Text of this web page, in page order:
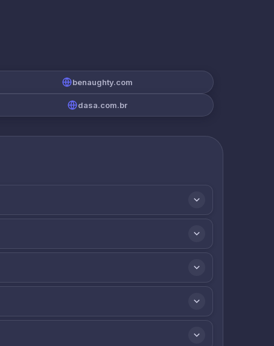
benaughty.com
dasa.com.br